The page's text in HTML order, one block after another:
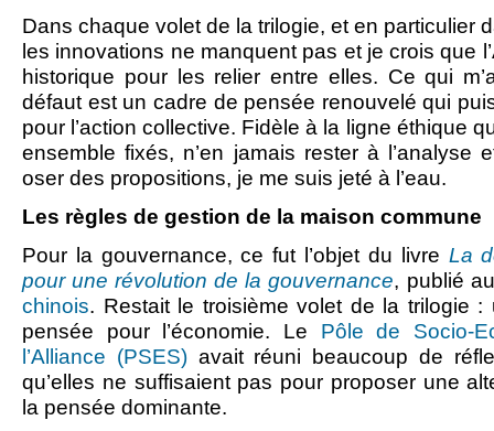
Dans chaque volet de la trilogie, et en particulier
les innovations ne manquent pas et je crois que
historique pour les relier entre elles. Ce qui
défaut est un cadre de pensée renouvelé qui
pour l’action collective. Fidèle à la ligne éthique
ensemble fixés, n’en jamais rester à l’analyse
oser des propositions, je me suis jeté à l’eau.
Les règles de gestion de la maison commune
Pour la gouvernance, ce fut l’objet du livre La
pour une révolution de la gouvernance, publié
chinois. Restait le troisième volet de la trilogie
pensée pour l’économie. Le Pôle de Socio-
l’Alliance (PSES)avait réuni beaucoup de
qu’elles ne suffisaient pas pour proposer une
la pensée dominante.